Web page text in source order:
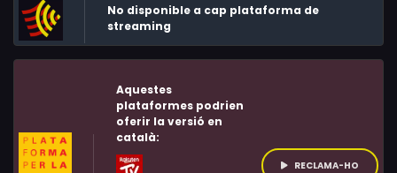
Jackson Nunn
No disponible a cap plataforma de
streaming
Aquestes
plataformes podrien
oferir la versió en
català:
RECLAMA-HO